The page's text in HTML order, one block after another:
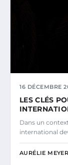
16 DÉCEMBRE
LES CLÉS
Dans un
international
AURÉLIE MEYER